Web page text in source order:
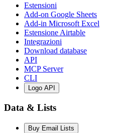
Estensioni
Add-on Google Sheets
Add-in Microsoft Excel
Estensione Airtable
Integrazioni
Download database
API
MCP Server
CLI
Logo API
Data & Lists
Buy Email Lists